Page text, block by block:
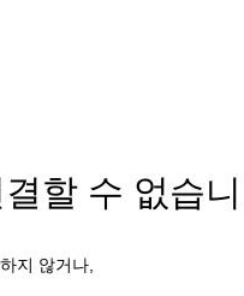
결할 수 없습
지 않거나,